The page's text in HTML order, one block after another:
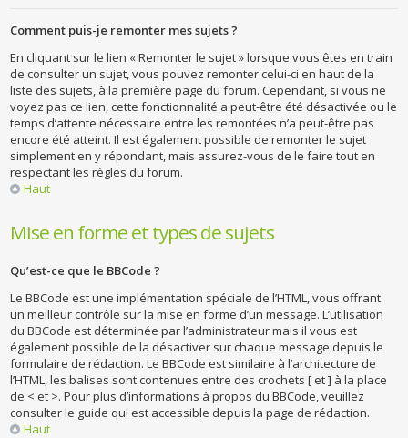
Comment puis-je remonter mes sujets ?
En cliquant sur le lien « Remonter le sujet » lorsque vous êtes en train
de consulter un sujet, vous pouvez remonter celui-ci en haut de la
liste des sujets, à la première page du forum. Cependant, si vous ne
voyez pas ce lien, cette fonctionnalité a peut-être été désactivée ou le
temps d’attente nécessaire entre les remontées n’a peut-être pas
encore été atteint. Il est également possible de remonter le sujet
simplement en y répondant, mais assurez-vous de le faire tout en
respectant les règles du forum.
Haut
Mise en forme et types de sujets
Qu’est-ce que le BBCode ?
Le BBCode est une implémentation spéciale de l’HTML, vous offrant
un meilleur contrôle sur la mise en forme d’un message. L’utilisation
du BBCode est déterminée par l’administrateur mais il vous est
également possible de la désactiver sur chaque message depuis le
formulaire de rédaction. Le BBCode est similaire à l’architecture de
l’HTML, les balises sont contenues entre des crochets [ et ] à la place
de < et >. Pour plus d’informations à propos du BBCode, veuillez
consulter le guide qui est accessible depuis la page de rédaction.
Haut